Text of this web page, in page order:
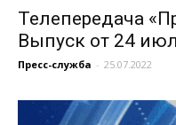
Телепередача
Выпуск от 24
Пресс-служба - 25.07.2022